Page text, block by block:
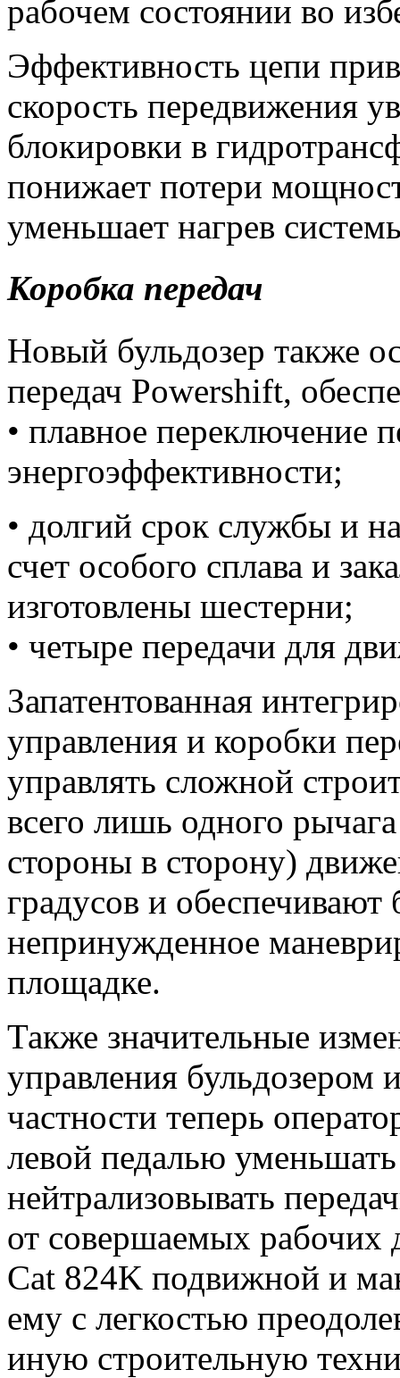
рабочем состоянии во
Эффективность цепи
скорость передвижения
блокировки в
понижает потери
уменьшает нагрев
Коробка передач
Новый бульдозер также
передач Powershift,
• плавное переключение
энергоэффективности;
• долгий срок службы и
счет особого сплава и
изготовлены шестерни;
• четыре передачи для
Запатентованная
управления и коробки
управлять сложной
всего лишь одного
стороны в сторону)
градусов и обеспечивают
непринужденное
площадке.
Также значительные
управления бульдозером
частности теперь
левой педалью
нейтрализовывать
от совершаемых рабочих
Cat 824K подвижной и
ему с легкостью
иную строительную